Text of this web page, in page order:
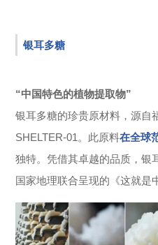
银耳多糖
“中国特色的植物提取物”
银耳多糖的珍贵原材料，源
SHELTER-01。此原料在全球
独特。凭借其卓越的品质，银
国家地理联合呈现的《这就是